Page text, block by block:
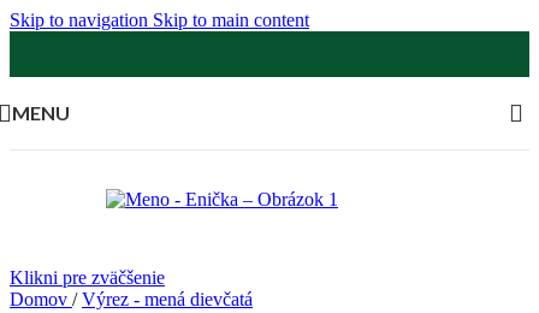
Skip to navigation Skip to main content
MENU
Klikni pre zväčšenie
Domov / Výrez - mená dievčatá